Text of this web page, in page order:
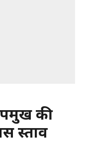
की
प्रस्ताव